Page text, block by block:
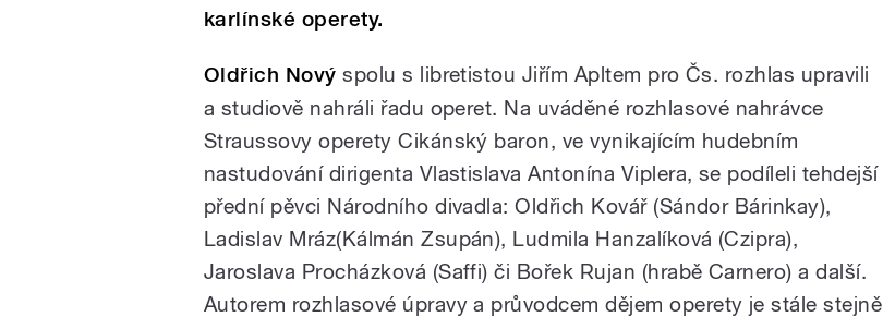
karlínské operety.
Oldřich Nový spolu s libretistou Jiřím Apltem pro Čs. rozhlas upravili
a studiově nahráli řadu operet. Na uváděné rozhlasové nahrávce
Straussovy operety Cikánský baron, ve vynikajícím hudebním
nastudování dirigenta Vlastislava Antonína Viplera, se podíleli tehdejší
přední pěvci Národního divadla: Oldřich Kovář (Sándor Bárinkay),
Ladislav Mráz(Kálmán Zsupán), Ludmila Hanzalíková (Czipra),
Jaroslava Procházková (Saffi) či Bořek Rujan (hrabě Carnero) a další.
Autorem rozhlasové úpravy a průvodcem dějem operety je stále stejně